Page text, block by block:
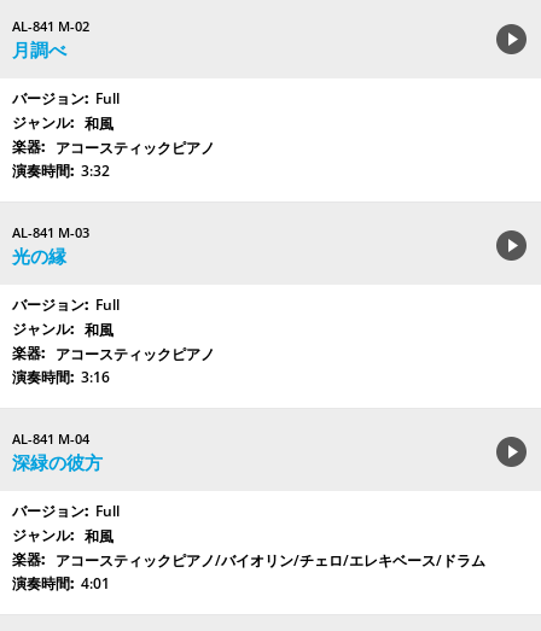
AL-841 M-02
月調べ
Full
和風
アコースティックピアノ
3:32
AL-841 M-03
光の縁
Full
和風
アコースティックピアノ
3:16
AL-841 M-04
深緑の彼方
Full
和風
アコースティックピアノ/バイオリン/チェロ/エレキベース/ドラム
4:01